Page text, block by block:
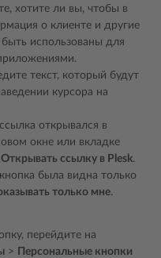
хотите ли вы, чтобы в
о клиенте и другие
использованы для
текст, который будут
курсора на
открывался в
окне или вкладке
Открывать ссылку в Plesk.
была видна только
только мне.
перейдите на
> Персональные кнопки